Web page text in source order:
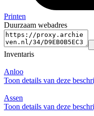
Printen
Duurzaam webadres
Inventaris
Anloo
Toon details van deze
Assen
Toon details van deze